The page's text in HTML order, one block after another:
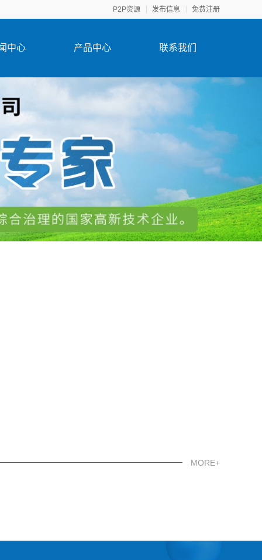
P2P资源 发布信息 免费注册
中心 产品中心 联系我们
MORE+